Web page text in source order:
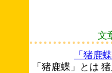
文
「猪鹿
「猪鹿蝶」とは